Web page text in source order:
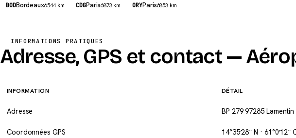
BODBordeaux6544 km CDGParis6873 km ORYParis6853 km
INFORMATIONS PRATIQUES
Adresse, GPS et contact —
INFORMATION DÉTAIL
Adresse BP 279 97285
Coordonnées GPS 14°35′28″ N · 61°0′12″